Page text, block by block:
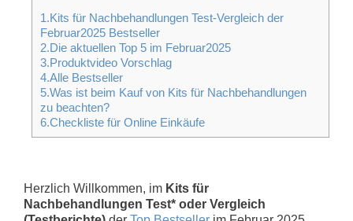
1.Kits für Nachbehandlungen Test-Vergleich der
Februar2025 Bestseller
2.Die aktuellen Top 5 im Februar2025
3.Produktvideo Vorschlag
4.Alle Bestseller
5.Was ist beim Kauf von Kits für Nachbehandlungen
zu beachten?
6.Checkliste für Online Einkäufe
Herzlich Willkommen, im Kits für
Nachbehandlungen Test* oder Vergleich